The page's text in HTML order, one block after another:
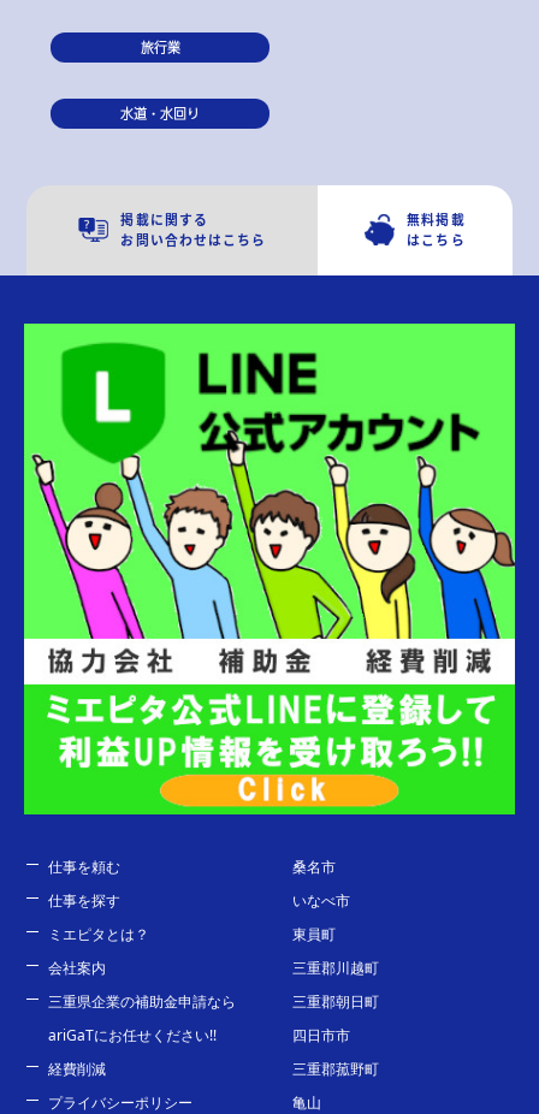
旅行業
水道・水回り
掲載に関する
お問い合わせはこちら
無料掲載
はこちら
仕事を頼む
仕事を探す
ミエピタとは？
会社案内
三重県企業の補助金申請なら
ariGaTにお任せください!!
経費削減
プライバシーポリシー
桑名市
いなべ市
東員町
三重郡川越町
三重郡朝日町
四日市市
三重郡菰野町
亀山